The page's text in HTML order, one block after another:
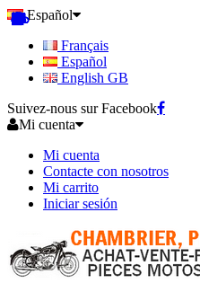
Español
Français
Español
English GB
Suivez-nous sur Facebook
Mi cuenta
Mi cuenta
Contacte con nosotros
Mi carrito
Iniciar sesión